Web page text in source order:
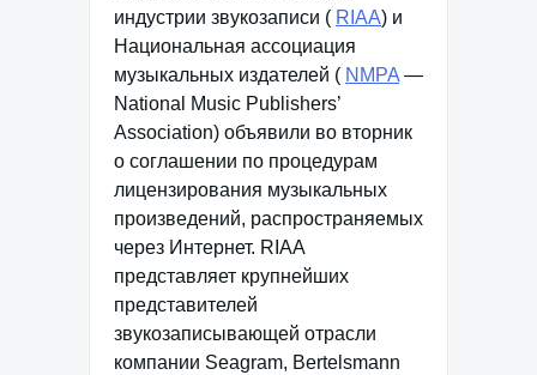
индустрии звукозаписи ( RIAA) и
Национальная ассоциация
музыкальных издателей ( NMPA —
National Music Publishers’
Association) объявили во вторник
о соглашении по процедурам
лицензирования музыкальных
произведений, распространяемых
через Интернет. RIAA
представляет крупнейших
представителей
звукозаписывающей отрасли
компании Seagram, Bertelsmann